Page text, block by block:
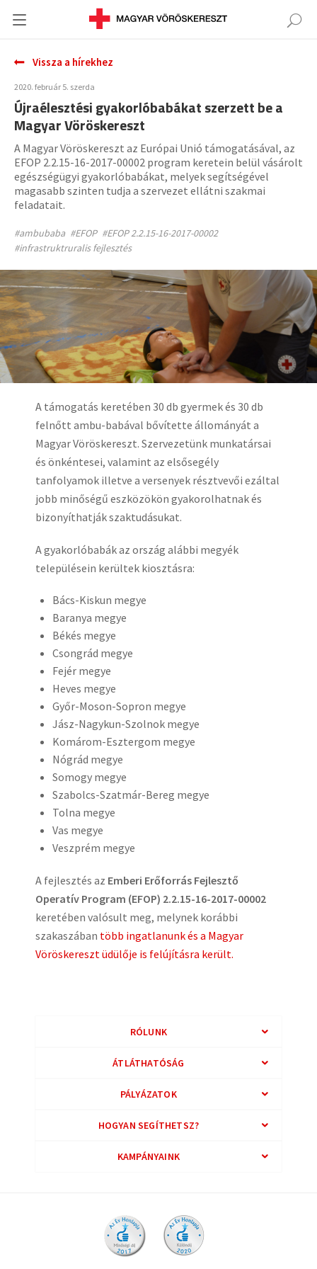
Vissza a hírekhez
2020. február 5. szerda
Újraélesztési gyakorlóbabákat szerzett be a
Magyar Vöröskereszt
A Magyar Vöröskereszt az Európai Unió támogatásával, az
EFOP 2.2.15-16-2017-00002 program keretein belül vásárolt
egészségügyi gyakorlóbabákat, melyek segítségével
magasabb szinten tudja a szervezet ellátni szakmai
feladatait.
#ambubaba #EFOP #EFOP 2.2.15-16-2017-00002
#infrastruktruralis fejlesztés
A támogatás keretében 30 db gyermek és 30 db
felnőtt ambu-babával bővítette állományát a
Magyar Vöröskereszt. Szervezetünk munkatársai
és önkéntesei, valamint az elsősegély
tanfolyamok illetve a versenyek résztvevői ezáltal
jobb minőségű eszközökön gyakorolhatnak és
bizonyíthatják szaktudásukat.
A gyakorlóbabák az ország alábbi megyék
településein kerültek kiosztásra:
Bács-Kiskun megye
Baranya megye
Békés megye
Csongrád megye
Fejér megye
Heves megye
Győr-Moson-Sopron megye
Jász-Nagykun-Szolnok megye
Komárom-Esztergom megye
Nógrád megye
Somogy megye
Szabolcs-Szatmár-Bereg megye
Tolna megye
Vas megye
Veszprém megye
A fejlesztés az Emberi Erőforrás Fejlesztő
Operatív Program (EFOP) 2.2.15-16-2017-00002
keretében valósult meg, melynek korábbi
szakaszában több ingatlanunk és a Magyar
Vöröskereszt üdülője is felújításra került.
RÓLUNK
ÁTLÁTHATÓSÁG
PÁLYÁZATOK
HOGYAN SEGÍTHETSZ?
KAMPÁNYAINK